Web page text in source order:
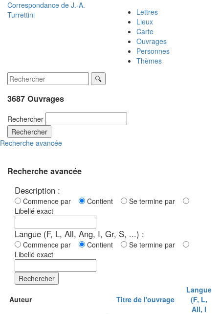
Correspondance de J.-A.
Turrettini
Lettres
Lieux
Carte
Ouvrages
Personnes
Thèmes
3687 Ouvrages
Rechercher
Rechercher
Recherche avancée
Recherche avancée
Description :
Commence par Contient
Se termine par
Libellé exact
Langue (F, L, All, Ang, I, Gr, S, ...) :
Commence par Contient
Se termine par
Libellé exact
Rechercher
Auteur Titre de l'ouvrage
Langue
(F, L,
All, I